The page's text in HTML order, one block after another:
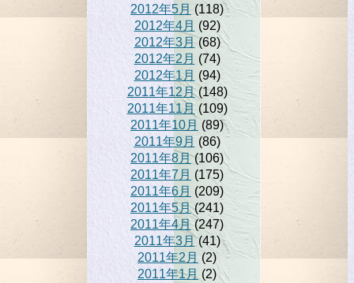
2012年5月 (118)
2012年4月 (92)
2012年3月 (68)
2012年2月 (74)
2012年1月 (94)
2011年12月(148)
2011年11月(109)
2011年10月 (89)
2011年9月(86)
2011年8月(106)
2011年7月 (175)
2011年6月 (209)
2011年5月(241)
2011年4月 (247)
2011年3月(41)
2011年2月 (2)
2011年1月 (2)